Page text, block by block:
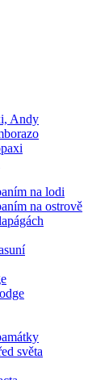
Andy
na lodi
na ostrově
světa